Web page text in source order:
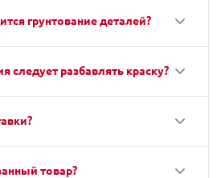
грунтование деталей?
следует разбавлять краску?
товар?